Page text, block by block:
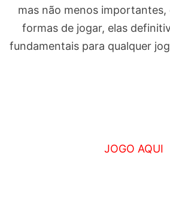
mas não menos importantes,
formas de jogar, elas
fundamentais para qualquer
JOGO AQUI